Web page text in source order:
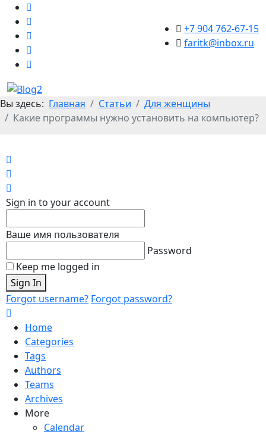
+7 904 762-67-15
faritk@inbox.ru
Вы здесь: Главная Статьи
Для женщины
Какие программы нужно установить на компьютер?
Sign in to your account
Ваше имя пользователя
Password
Keep me logged in
Sign In
Forgot username? Forgot password?
Home
Categories
Tags
Authors
Teams
Archives
More
Calendar